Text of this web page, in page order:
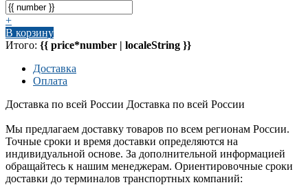
+
В корзину
Итого: {{ price*number | localeString }}
Доставка
Оплата
Доставка по всей России Доставка по всей России
Мы предлагаем доставку товаров по всем регионам России.
Точные сроки и время доставки определяются на
индивидуальной основе. За дополнительной информацией
обращайтесь к нашим менеджерам. Ориентировочные сроки
доставки до терминалов транспортных компаний: